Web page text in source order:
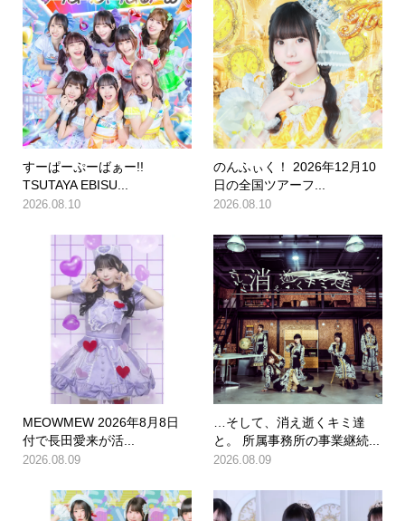
すーぱーぷーばぁー!!
TSUTAYA EBISU...
2026.08.10
のんふぃく！ 2026年12月10
日の全国ツアーフ...
2026.08.10
MEOWMEW 2026年8月8日
付で長田愛来が活...
2026.08.09
…そして、消え逝くキミ達
と。 所属事務所の事業継続...
2026.08.09